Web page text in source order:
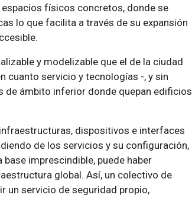
físicos concretos, donde se
lo que facilita a través de su expansión
y modelizable que el de la ciudad
cuanto servicio y tecnologías -, y sin
de ámbito inferior donde quepan edificios
dispositivos e interfaces
de los servicios y su configuración,
imprescindible, puede haber
global. Así, un colectivo de
un servicio de seguridad propio,